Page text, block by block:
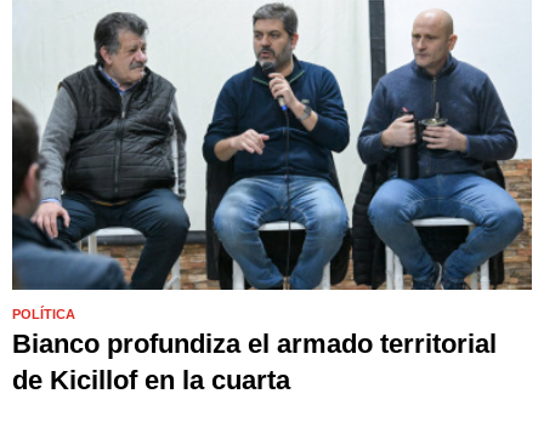
POLÍTICA
Bianco profundiza el armado territorial
de Kicillof en la cuarta